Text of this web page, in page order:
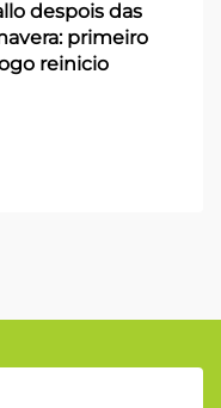
despois das
primeiro
reinicio